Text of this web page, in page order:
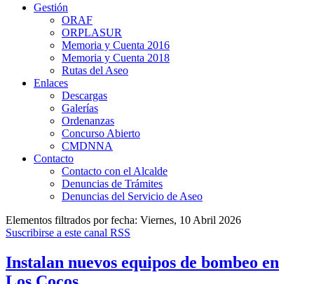
Gestión
ORAF
ORPLASUR
Memoria y Cuenta 2016
Memoria y Cuenta 2018
Rutas del Aseo
Enlaces
Descargas
Galerías
Ordenanzas
Concurso Abierto
CMDNNA
Contacto
Contacto con el Alcalde
Denuncias de Trámites
Denuncias del Servicio de Aseo
Elementos filtrados por fecha: Viernes, 10 Abril 2026
Suscribirse a este canal RSS
Instalan nuevos equipos de bombeo en